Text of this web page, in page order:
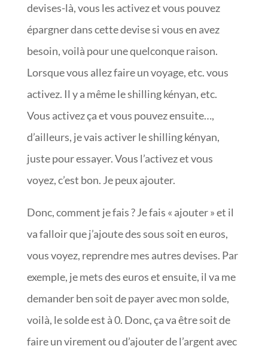
devises-là, vous les activez et vous pouvez
épargner dans cette devise si vous en avez
besoin, voilà pour une quelconque raison.
Lorsque vous allez faire un voyage, etc. vous
activez. Il y a même le shilling kényan, etc.
Vous activez ça et vous pouvez ensuite…,
d’ailleurs, je vais activer le shilling kényan,
juste pour essayer. Vous l’activez et vous
voyez, c’est bon. Je peux ajouter.
Donc, comment je fais ? Je fais « ajouter » et il
va falloir que j’ajoute des sous soit en euros,
vous voyez, reprendre mes autres devises. Par
exemple, je mets des euros et ensuite, il va me
demander ben soit de payer avec mon solde,
voilà, le solde est à 0. Donc, ça va être soit de
faire un virement ou d’ajouter de l’argent avec